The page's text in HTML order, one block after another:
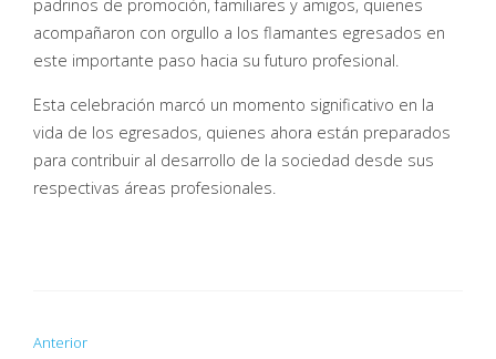
padrinos de promoción, familiares y amigos, quienes
acompañaron con orgullo a los flamantes egresados en
este importante paso hacia su futuro profesional.
Esta celebración marcó un momento significativo en la
vida de los egresados, quienes ahora están preparados
para contribuir al desarrollo de la sociedad desde sus
respectivas áreas profesionales.
Anterior